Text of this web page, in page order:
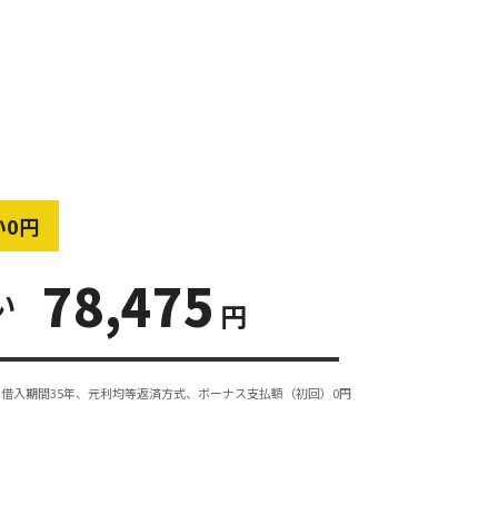
0円
78,475 円
入期間35年、元利均等返済方式、ボーナス支払額（初回）0円